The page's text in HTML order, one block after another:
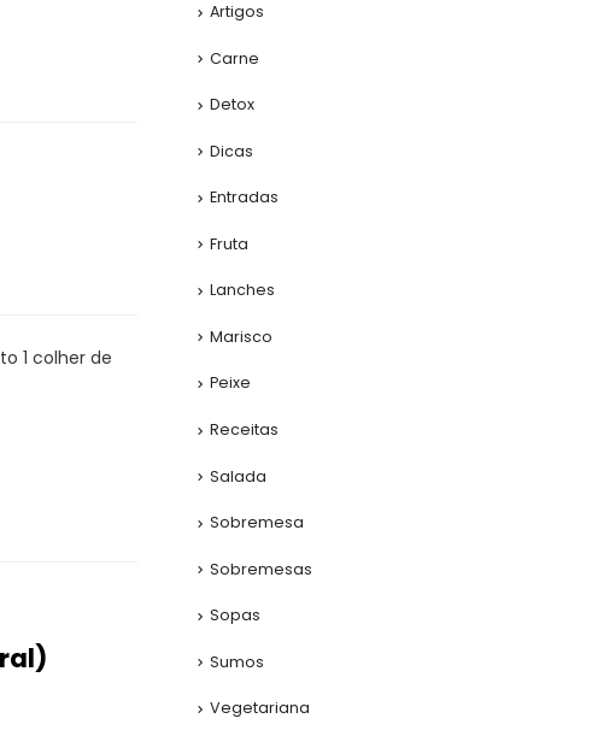
1 colher de
Artigos
Carne
Detox
Dicas
Entradas
Fruta
Lanches
Marisco
Peixe
Receitas
Salada
Sobremesa
Sobremesas
Sopas
Sumos
Vegetariana